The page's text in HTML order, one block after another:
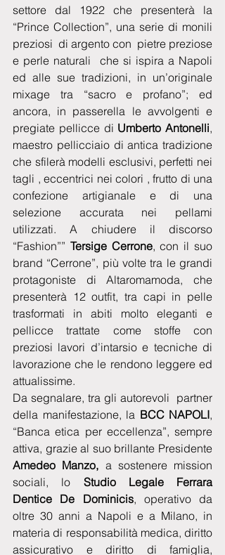
settore dal 1922 che presenterà la
“Prince Collection”, una serie di monili
preziosi  di argento con  pietre preziose
e perle naturali  che si ispira a Napoli
ed alle sue tradizioni, in un’originale
mixage tra “sacro e profano”; ed
ancora, in passerella le avvolgenti e
pregiate pellicce di Umberto Antonelli,
maestro pellicciaio di antica tradizione
che sfilerà modelli esclusivi, perfetti nei
tagli , eccentrici nei colori , frutto di una
confezione artigianale e di una
selezione accurata nei pellami
utilizzati. A chiudere il discorso
“Fashion”” Tersige Cerrone, con il suo
brand “Cerrone”, più volte tra le grandi
protagoniste di Altaromamoda, che
presenterà 12 outfit, tra capi in pelle
trasformati in abiti molto eleganti e
pellicce trattate come stoffe con
preziosi lavori d’intarsio e tecniche di
lavorazione che le rendono leggere ed
attualissime.
Da segnalare, tra gli autorevoli  partner
della manifestazione, la BCC NAPOLI,
“Banca etica per eccellenza”, sempre
Amedeo Manzo, a sostenere mission
sociali, lo Studio Legale Ferrara
Dentice De Dominicis, operativo da
oltre 30 anni a Napoli e a Milano, in
materia di responsabilità medica, diritto
assicurativo e diritto di famiglia,